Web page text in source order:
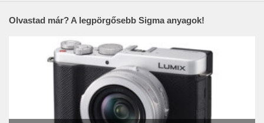
Olvastad már? A legpörgősebb Sigma anyagok!